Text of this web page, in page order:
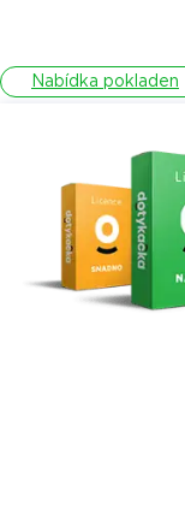
Nabídka pokladen